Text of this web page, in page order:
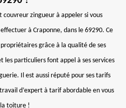
couvreur zingueur à appeler si vous
à Craponne, dans le 69290. Ce
grâce à la qualité de ses
les particuliers font appel à ses services
Il est aussi réputé pour ses tarifs
d’expert à tarif abordable en vous
la toiture !